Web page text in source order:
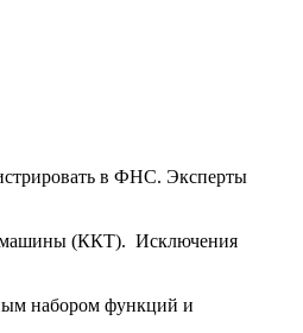
в ФНС. Эксперты
машины (ККТ). Исключения
набором функций и